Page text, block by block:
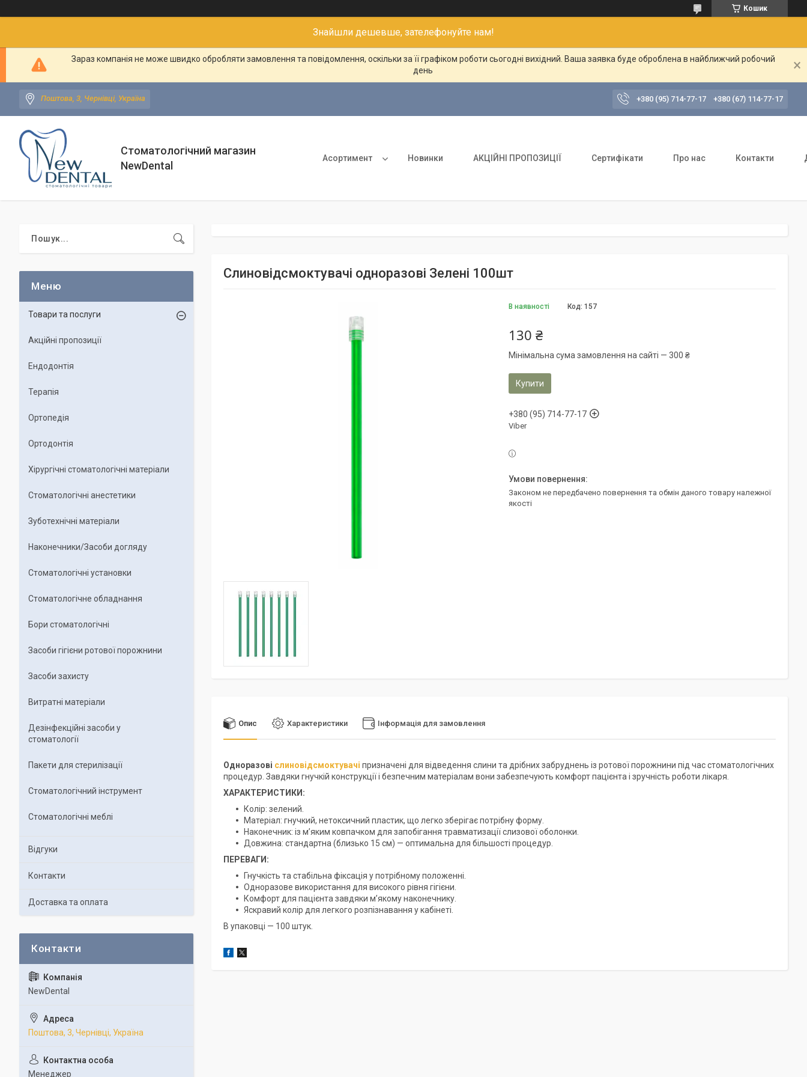
Кошик
Знайшли дешевше, зателефонуйте нам!
Зараз компанія не може швидко обробляти замовлення та повідомлення, оскільки за її графіком роботи сьогодні вихідний. Ваша заявка буде оброблена в найближчий робочий
день
Поштова, 3, Чернівці, Україна +380 (95) 714-77-17 +380 (67) 114-77-17
Стоматологічний магазин
NewDental
Асортимент Новинки АКЦІЙНІ ПРОПОЗИЦІЇ Сертифікати Про нас Контакти
Слиновідсмоктувачі одноразові Зелені 100шт
В наявності Код: 157
130 ₴
Мінімальна сума замовлення на сайті — 300 ₴
Купити
+380 (95) 714-77-17
Viber
Законом не передбачено повернення та обмін даного товару належної
якості
Опис Характеристики Інформація для замовлення
Одноразові слиновідсмоктувачі призначені для відведення слини та дрібних забруднень із ротової порожнини під час стоматологічних
процедур. Завдяки гнучкій конструкції і безпечним матеріалам вони забезпечують комфорт пацієнта і зручність роботи лікаря.
ХАРАКТЕРИСТИКИ:
Колір: зелений.
Матеріал: гнучкий, нетоксичний пластик, що легко зберігає потрібну форму.
Наконечник: із м’яким ковпачком для запобігання травматизації слизової оболонки.
Довжина: стандартна (близько 15 см) — оптимальна для більшості процедур.
ПЕРЕВАГИ:
Гнучкість та стабільна фіксація у потрібному положенні.
Одноразове використання для високого рівня гігієни.
Комфорт для пацієнта завдяки м’якому наконечнику.
Яскравий колір для легкого розпізнавання у кабінеті.
В упаковці — 100 штук.
Товари та послуги
Акційні пропозиції
Ендодонтія
Терапія
Ортопедія
Ортодонтія
Хірургічні стоматологічні матеріали
Стоматологічні анестетики
Зуботехнічні матеріали
Наконечники/Засоби догляду
Стоматологічні установки
Стоматологічне обладнання
Бори стоматологічні
Засоби гігієни ротової порожнини
Засоби захисту
Витратні матеріали
Дезінфекційні засоби у
стоматології
Пакети для стерилізації
Стоматологічний інструмент
Стоматологічні меблі
Відгуки
Контакти
Доставка та оплата
NewDental
Поштова, 3, Чернівці, Україна
Менеджер